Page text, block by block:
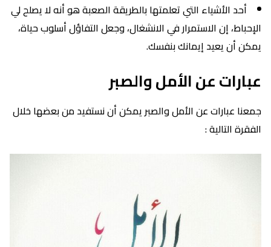
أحد الأشياء التي تعلمتها بالطريقة الصعبة هو أنه لا يصلح لي
الإحباط، إن الاستمرار في الانشغال، وجعل التفاؤل أسلوب حياة،
يمكن أن يعيد إيمانك بنفسك.
عبارات عن الأمل والصبر
جمعنا عبارات عن الأمل والصبر يمكن أن نستفيد من بعضها خلال
الفقرة التالية :